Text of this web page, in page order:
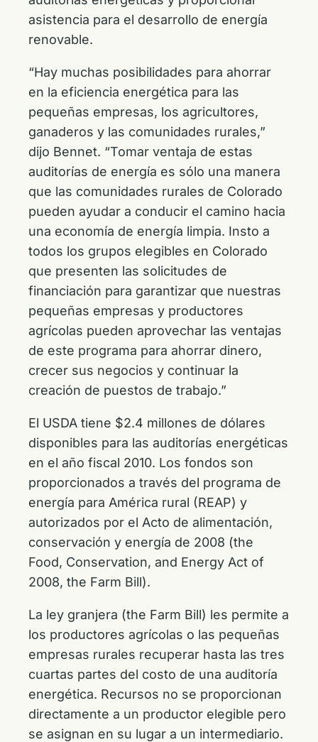
asistencia para el desarrollo de energía
renovable.
“Hay muchas posibilidades para ahorrar
en la eficiencia energética para las
pequeñas empresas, los agricultores,
ganaderos y las comunidades rurales,”
dijo Bennet. “Tomar ventaja de estas
auditorías de energía es sólo una manera
que las comunidades rurales de Colorado
pueden ayudar a conducir el camino hacia
una economía de energía limpia. Insto a
todos los grupos elegibles en Colorado
que presenten las solicitudes de
financiación para garantizar que nuestras
pequeñas empresas y productores
agrícolas pueden aprovechar las ventajas
de este programa para ahorrar dinero,
crecer sus negocios y continuar la
creación de puestos de trabajo.”
El USDA tiene $2.4 millones de dólares
disponibles para las auditorías energéticas
en el año fiscal 2010. Los fondos son
proporcionados a través del programa de
energía para América rural (REAP) y
autorizados por el Acto de alimentación,
conservación y energía de 2008 (the
Food, Conservation, and Energy Act of
2008, the Farm Bill).
La ley granjera (the Farm Bill) les permite a
los productores agrícolas o las pequeñas
empresas rurales recuperar hasta las tres
cuartas partes del costo de una auditoría
energética. Recursos no se proporcionan
directamente a un productor elegible pero
se asignan en su lugar a un intermediario.